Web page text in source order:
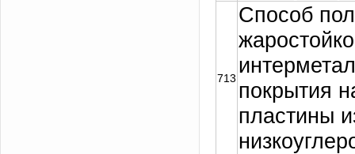
713
Способ
покрытия
пластины